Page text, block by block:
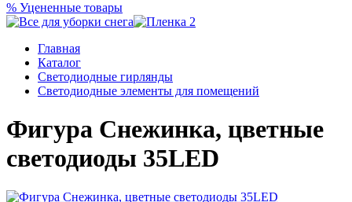
% Уцененные товары
Главная
Каталог
Светодиодные гирлянды
Светодиодные элементы для помещений
Фигура Снежинка, цветные
светодиоды 35LED